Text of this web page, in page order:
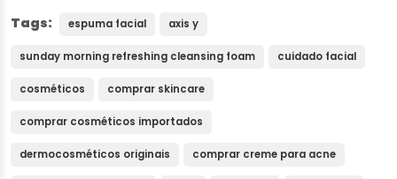
Tags: espuma facial axis y
sunday morning refreshing cleansing foam cuidado facial
cosméticos comprar skincare
comprar cosméticos importados
dermocosméticos originais comprar creme para acne